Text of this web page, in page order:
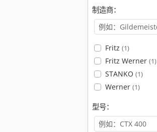
制造商：
Fritz (1)
Fritz Werner (1)
STANKO (1)
Werner (1)
型号：